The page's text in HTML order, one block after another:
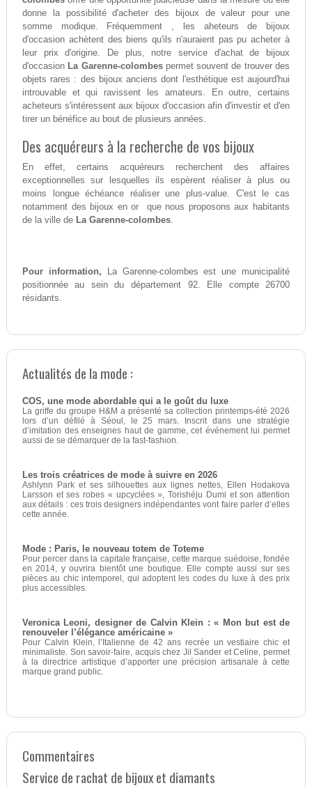
donne la possibilité d'acheter des bijoux de valeur pour une
somme modique. Fréquemment , les aheteurs de bijoux
d'occasion achètent des biens qu'ils n'auraient pas pu acheter à
leur prix d'origine. De plus, notre service d'achat de bijoux
d'occasion La Garenne-colombespermet souvent de trouver des
objets rares : des bijoux anciens dont l'esthétique est aujourd'hui
introuvable et qui ravissent les amateurs. En outre, certains
acheteurs s'intéressent aux bijoux d'occasion afin d'investir et d'en
tirer un bénéfice au bout de plusieurs années.
Des acquéreurs à la recherche de vos bijoux
En effet, certains acquéreurs recherchent des affaires
exceptionnelles sur lesquelles ils espèrent réaliser à plus ou
moins longue échéance réaliser une plus-value. C'est le cas
notamment des bijoux en or que nous proposons aux habitants
de la ville de La Garenne-colombes.
Pour information, La Garenne-colombes est une municipalité
positionnée au sein du département 92. Elle compte 26700
résidants.
Actualités de la mode :
COS, une mode abordable qui a le goût du luxe
La griffe du groupe H&M a présenté sa collection printemps-été 2026
lors d’un défilé à Séoul, le 25 mars. Inscrit dans une stratégie
d’imitation des enseignes haut de gamme, cet événement lui permet
aussi de se démarquer de la fast-fashion.
Les trois créatrices de mode à suivre en 2026
Ashlynn Park et ses silhouettes aux lignes nettes, Ellen Hodakova
Larsson et ses robes « upcyclées », Torishéju Dumi et son attention
aux détails : ces trois designers indépendantes vont faire parler d’elles
cette année.
Mode : Paris, le nouveau totem de Toteme
Pour percer dans la capitale française, cette marque suédoise, fondée
en 2014, y ouvrira bientôt une boutique. Elle compte aussi sur ses
pièces au chic intemporel, qui adoptent les codes du luxe à des prix
plus accessibles.
Veronica Leoni, designer de Calvin Klein : « Mon but est de
renouveler l’élégance américaine »
Pour Calvin Klein, l’Italienne de 42 ans recrée un vestiaire chic et
minimaliste. Son savoir-faire, acquis chez Jil Sander et Celine, permet
à la directrice artistique d’apporter une précision artisanale à cette
marque grand public.
Commentaires
Service de rachat de bijoux et diamants